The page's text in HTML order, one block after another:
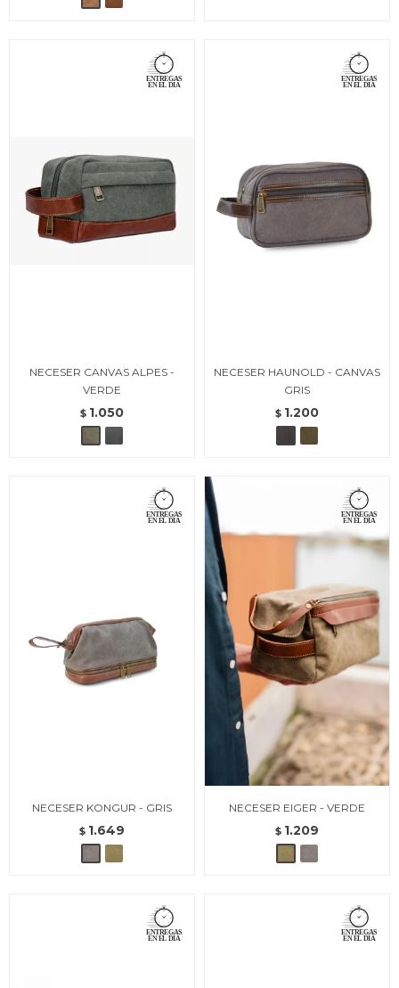
NECESER CANVAS ALPES -
VERDE
$ 1.050
NECESER HAUNOLD - CANVAS
GRIS
$ 1.200
NECESER KONGUR - GRIS
$ 1.649
NECESER EIGER - VERDE
$ 1.209